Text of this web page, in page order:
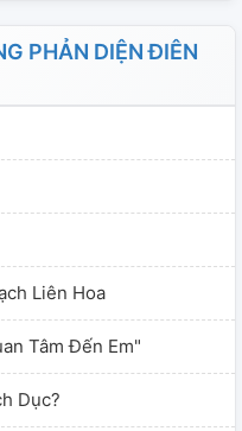
PHẢN DIỆN ĐIÊN
Liên Hoa
Tâm Đến Em"
Dục?